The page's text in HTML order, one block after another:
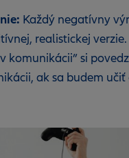
Každý negatívny
realistickej verzie.
komunikácii” si
ak sa budem učiť